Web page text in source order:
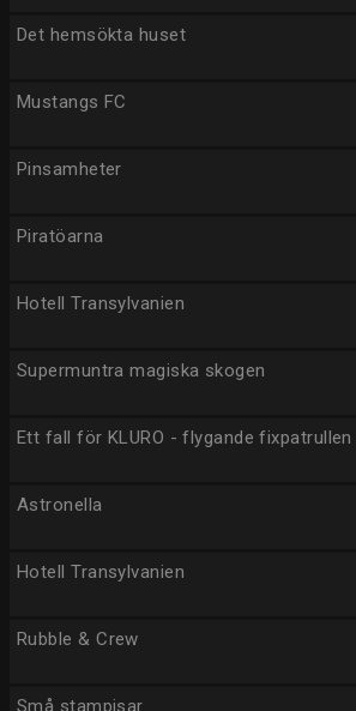
Det hemsökta huset
Mustangs FC
Pinsamheter
Piratöarna
Hotell Transylvanien
Supermuntra magiska skogen
Ett fall för KLURO - flygande fixpatrullen
Astronella
Hotell Transylvanien
Rubble & Crew
Små stampisar